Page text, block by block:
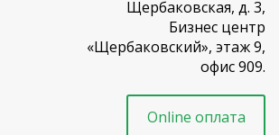
Щербаковская, д. 3,
Бизнес центр
«Щербаковский», этаж 9,
офис 909.
Online оплата